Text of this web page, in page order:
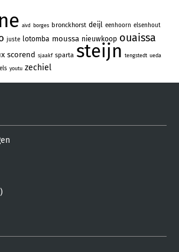
aivd borges bronckhorst deijl eenhoorn elsenhout
juste lotomba moussa nieuwkoop ouaissa
scorend sjaakf sparta steijn tengstedt ueda
youtu zechiel